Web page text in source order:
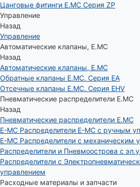
Цанговые фитинги E.MC Серия ZP
Управление
Назад
Управление
Автоматические клапаны, Е.МС
Назад
Автоматические клапаны, Е.МС
Обратные клапаны E.MC. Серия EA
Отсечные клапаны E.MC. Серия EHV
Пневматические распределители E.MC
Назад
Пневматические распределители E.MC
E-MC Распределители E-MC с ручным
E-MC Распределители с механическим
Распределители и Пневмоострова с
Распределители с
управлением
Расходные материалы и запчасти